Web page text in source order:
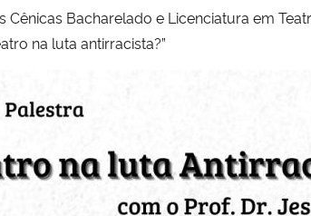
Bacharelado e Licenciatura em
na luta antirracista?”